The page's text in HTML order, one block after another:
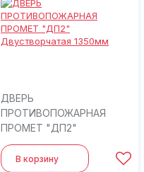
ДВЕРЬ
ПРОТИВОПОЖАРНАЯ
ПРОМЕТ "ДП2"
Двустворчатая 1350мм
В корзину